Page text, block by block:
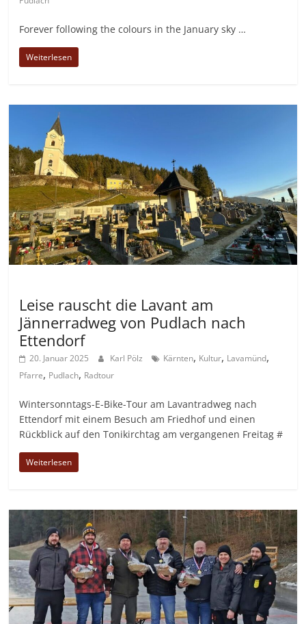
Forever following the colours in the January sky …
Weiterlesen
Leise rauscht die Lavant am
Jännerradweg von Pudlach nach
Ettendorf
20. Januar 2025 Karl Pölz Kärnten, Kultur, Lavamünd,
Pfarre, Pudlach, Radtour
Wintersonntags-E-Bike-Tour am Lavantradweg nach
Ettendorf mit einem Besuch am Friedhof und einen
Rückblick auf den Tonikirchtag am vergangenen Freitag #
Weiterlesen